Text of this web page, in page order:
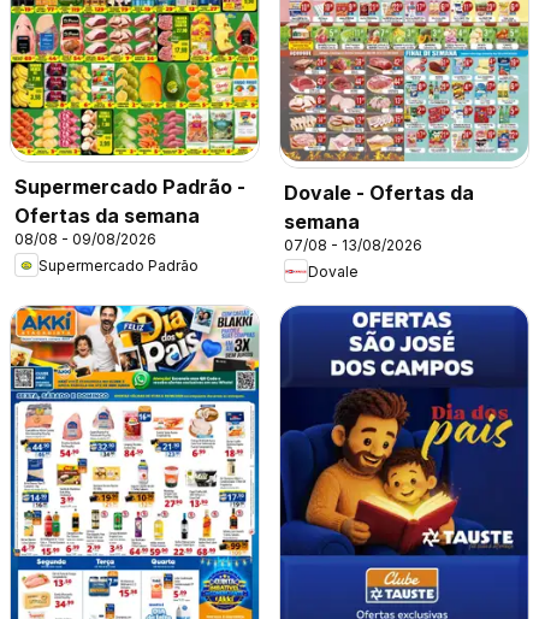
Supermercado Padrão -
Ofertas da semana
08/08 - 09/08/2026
Supermercado Padrão
Dovale - Ofertas da
semana
07/08 - 13/08/2026
Dovale